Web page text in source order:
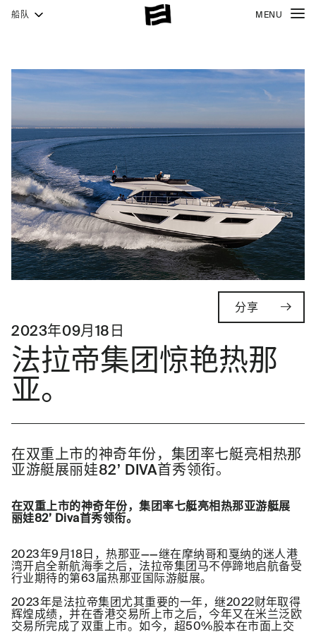
船队 MENU
2023年09月18日
法拉帝集团惊艳热那
亚。
在双重上市的神奇年份，集团率七艇亮相热那
亚游艇展丽娃82’ DIVA首秀领衔。
在双重上市的神奇年份，集团率七艇亮相热那亚游艇展
丽娃82’ Diva首秀领衔。
2023年9月18日，热那亚——继在摩纳哥和戛纳的迷人港
湾开启全新航海季之后，法拉帝集团马不停蹄地启航备受
行业期待的第63届热那亚国际游艇展。
2023年是法拉帝集团尤其重要的一年，继2022财年取得
辉煌成绩，并在香港交易所上市之后，今年又在米兰泛欧
交易所完成了双重上市。如今，超50%股本在市面上交
分享